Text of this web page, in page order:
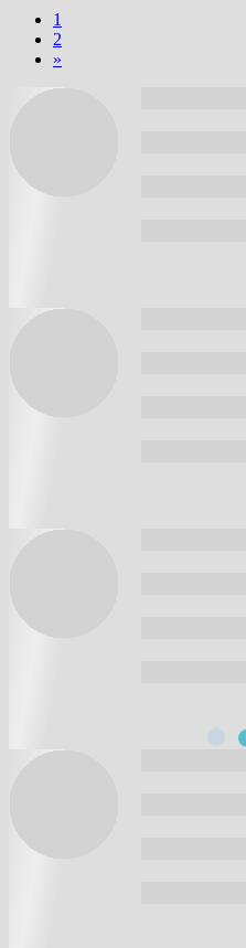
1
2
»